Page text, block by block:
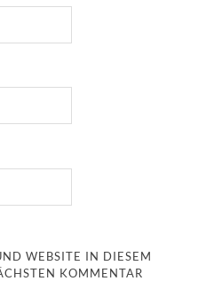
WEBSITE IN DIESEM
KOMMENTAR